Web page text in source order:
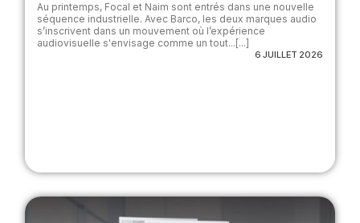
Au printemps, Focal et Naim sont entrés dans une nouvelle
séquence industrielle. Avec Barco, les deux marques audio
s’inscrivent dans un mouvement où l’expérience
audiovisuelle s'envisage comme un tout...[...]
6 JUILLET 2026